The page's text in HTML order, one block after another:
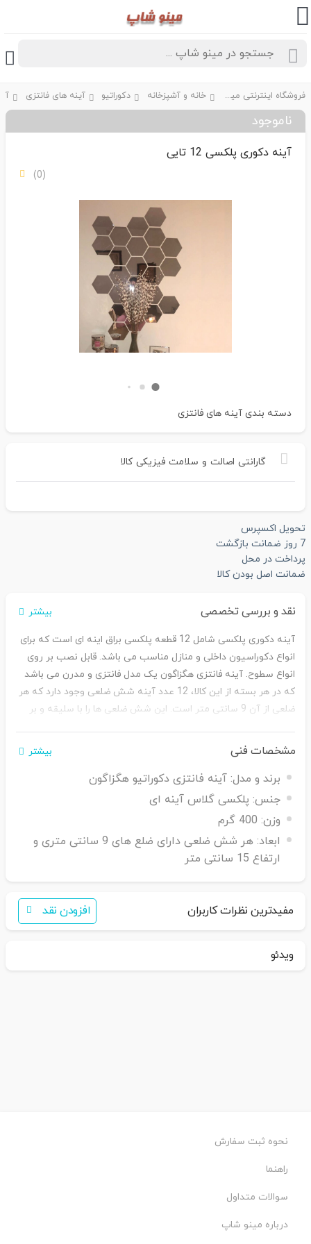
فروشگاه اینترنتی مینو شاپ خانه و آشپزخانه دکوراتیو آینه های فانتزی
ناموجود
آینه دکوری پلکسی 12 تایی
(0)
دسته بندی آینه های فانتزی
گارانتی اصالت و سلامت فیزیکی کالا
تحویل اکسپرس
7 روز ضمانت بازگشت
پرداخت در محل
ضمانت اصل بودن کالا
نقد و بررسی تخصصی بیشتر
آینه دکوری پلکسی شامل 12 قطعه پلکسی براق اینه ای است که برای
انواع دکوراسیون داخلی و منازل مناسب می باشد. قابل نصب بر روی
انواع سطوح. آینه فانتزی هگزاگون یک مدل فانتزی و مدرن می باشد
که در هر بسته از این کالا، 12 عدد آینه شش ضلعی وجود دارد که هر
ضلعی از آن 9 سانتی متر است. این شش ضلعی ها را با سلیقه و بر
به وجود بیاورید.
مشخصات فنی بیشتر
برند و مدل: آینه فانتزی دکوراتیو هگزاگون
جنس: پلکسی گلاس آینه ای
وزن: 400 گرم
ابعاد:
هر شش ضلعی دارای ضلع های 9 سانتی متری و
ارتفاع 15 سانتی متر
مفیدترین نظرات کاربران افزودن نقد
ویدئو
نحوه ثبت سفارش
راهنما
سوالات متداول
درباره مینو شاپ